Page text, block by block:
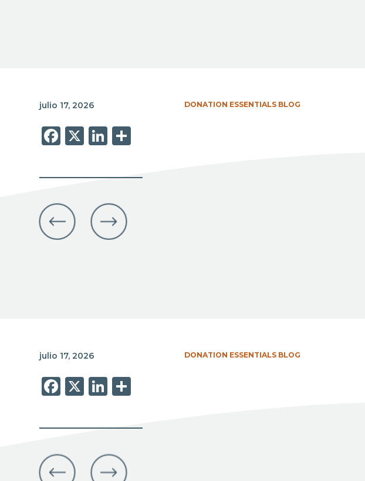
julio 17, 2026
Facebook
X LinkedIn
Share
DONATION ESSENTIALS BLOG
julio 17, 2026
Facebook
X LinkedIn
Share
DONATION ESSENTIALS BLOG